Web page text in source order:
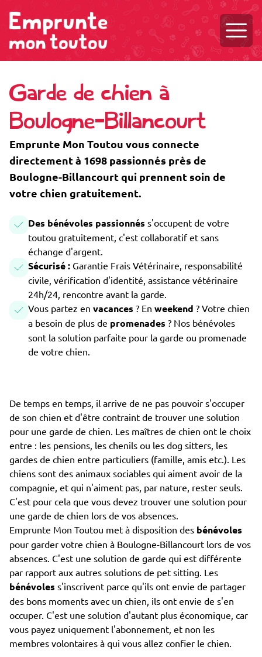
Garde de chien à
Boulogne-Billancourt
Emprunte Mon Toutou vous connecte
directement à 1698 passionnés près de
Boulogne-Billancourt qui prennent soin de
votre chien gratuitement.
Des bénévoles passionnés s'occupent de votre
toutou gratuitement, c'est collaboratif et sans
échange d'argent.
Sécurisé : Garantie Frais Vétérinaire, responsabilité
civile, vérification d'identité, assistance vétérinaire
24h/24, rencontre avant la garde.
Vous partez en vacances ? En weekend ? Votre chien
a besoin de plus de promenades ? Nos bénévoles
sont la solution parfaite pour la garde ou promenade
de votre chien.
De temps en temps, il arrive de ne pas pouvoir s'occuper
de son chien et d'être contraint de trouver une solution
pour une garde de chien. Les maîtres de chien ont le choix
entre : les pensions, les chenils ou les dog sitters, les
gardes de chien entre particuliers (famille, amis etc.). Les
chiens sont des animaux sociables qui aiment avoir de la
compagnie, et qui n'aiment pas, par nature, rester seuls.
C'est pour cela que vous devez trouver une solution pour
une garde de chien lors de vos absences.
Emprunte Mon Toutou met à disposition des bénévoles
pour garder votre chien à Boulogne-Billancourt lors de vos
absences. C'est une solution de garde qui est différente
par rapport aux autres solutions de pet sitting. Les
bénévoles s'inscrivent parce qu'ils ont envie de partager
des bons moments avec un chien, ils ont envie de s'en
occuper. C'est une solution d'autant plus économique, car
vous payez uniquement l'abonnement, et non les
membres volontaires à qui vous allez confier le chien.